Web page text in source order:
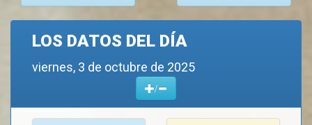
LOS DATOS DEL DÍA
viernes, 3 de octubre de 2025
/